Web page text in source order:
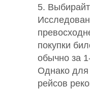
5.
покупки
обычно за
Однако
рейсов